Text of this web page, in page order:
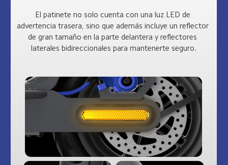
El patinete no solo cuenta con una luz LED de
advertencia trasera, sino que además incluye un reflector
de gran tamaño en la parte delantera y reflectores
laterales bidireccionales para mantenerte seguro.